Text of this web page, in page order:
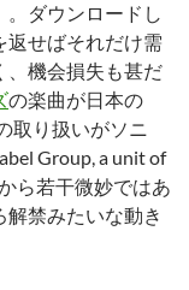
。ダウンロードし
返せばそれだけ需
、機会損失も甚だ
の楽曲が日本の
取り扱いがソニ
Group, a unit of
ら若干微妙ではあ
禁みたいな動き